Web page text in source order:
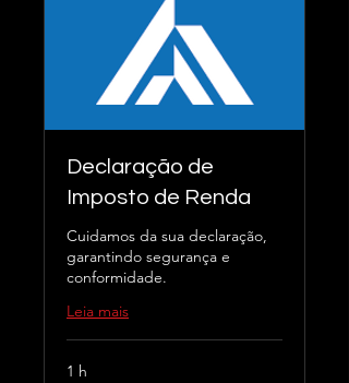
Declaração de
Imposto de Renda
Cuidamos da sua declaração,
garantindo segurança e
conformidade.
Leia mais
1 h